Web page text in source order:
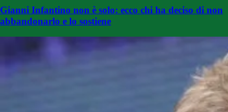
Gianni Infantino non è solo: ecco chi ha deciso di non
abbandonarlo e lo sostiene